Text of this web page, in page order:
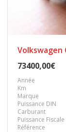
Volkswagen
73400,00€
Année
Km
Marque
Puissance DIN
Carburant
Puissance Fiscale
Référence